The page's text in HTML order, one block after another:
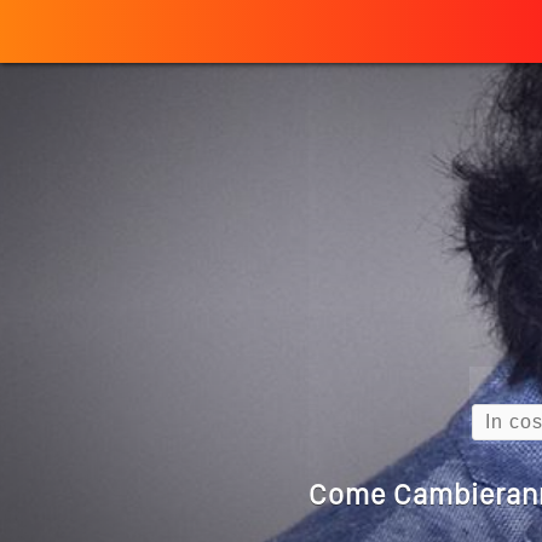
Search
Quando
Come
Cos’è La
Come
Quale Sarà Il Futuro Della